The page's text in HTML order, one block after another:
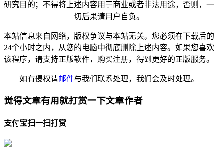
研究目的；不得将上述内容用于商业或者非法用途，否则，一
切后果请用户自负。
本站信息来自网络，版权争议与本站无关。您必须在下载后的
24个小时之内，从您的电脑中彻底删除上述内容。如果您喜欢
该程序，请支持正版软件，购买注册，得到更好的正版服务。
如有侵权请邮件与我们联系处理，我们会及时处理。
觉得文章有用就打赏一下文章作者
支付宝扫一扫打赏